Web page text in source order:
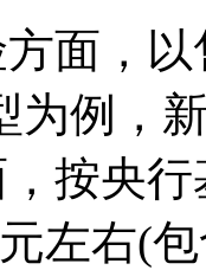
面，以
为例，
按央
左右(